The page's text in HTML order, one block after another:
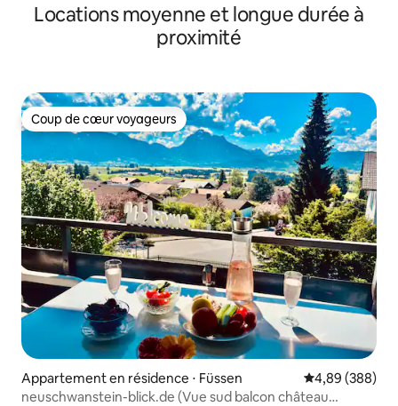
Locations moyenne et longue durée à
proximité
Coup de cœur voyageurs
Coup de cœur voyageurs
Appartement en résidence ⋅ Füssen Évaluation
4,89 (388)
neuschwanstein-blick.de (Vue sud balcon château